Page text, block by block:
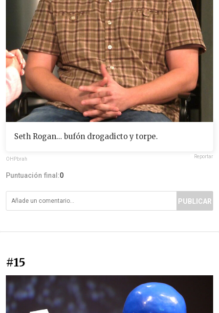
Seth Rogan... bufón drogadicto y torpe.
OHPbrah Reportar
Puntuación final:0
PUBLICAR
#15